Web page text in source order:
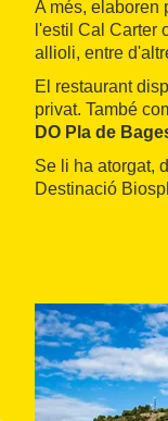
A més, elaboren
l'estil Cal Carter
allioli, entre
El restaurant
privat. També
DO Pla de
Se li ha atorgat,
Destinació
sostenibilitat